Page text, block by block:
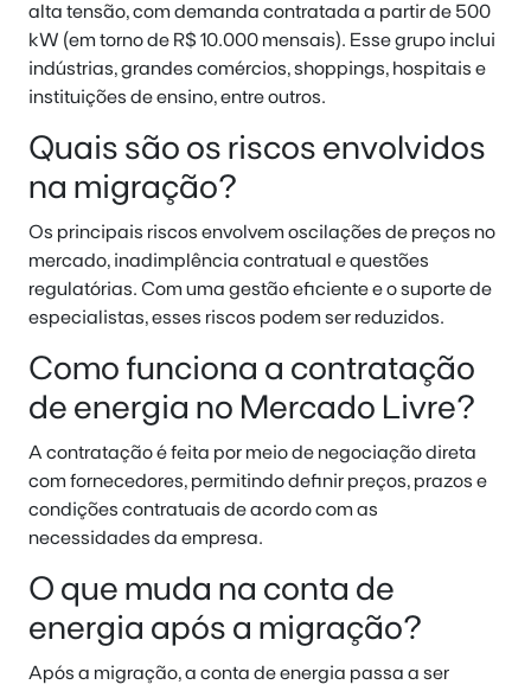
alta tensão, com demanda contratada a partir de 500
kW (em torno de R$ 10.000 mensais). Esse grupo inclui
indústrias, grandes comércios, shoppings, hospitais e
instituições de ensino, entre outros.
Quais são os riscos envolvidos
na migração?
Os principais riscos envolvem oscilações de preços no
mercado, inadimplência contratual e questões
regulatórias. Com uma gestão eficiente e o suporte de
especialistas, esses riscos podem ser reduzidos.
Como funciona a contratação
de energia no Mercado Livre?
A contratação é feita por meio de negociação direta
com fornecedores, permitindo definir preços, prazos e
condições contratuais de acordo com as
necessidades da empresa.
O que muda na conta de
energia após a migração?
Após a migração, a conta de energia passa a ser